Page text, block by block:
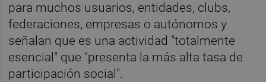
para muchos usuarios, entidades, clubs,
federaciones, empresas o autónomos y
señalan que es una actividad "totalmente
esencial" que "presenta la más alta tasa de
participación social".